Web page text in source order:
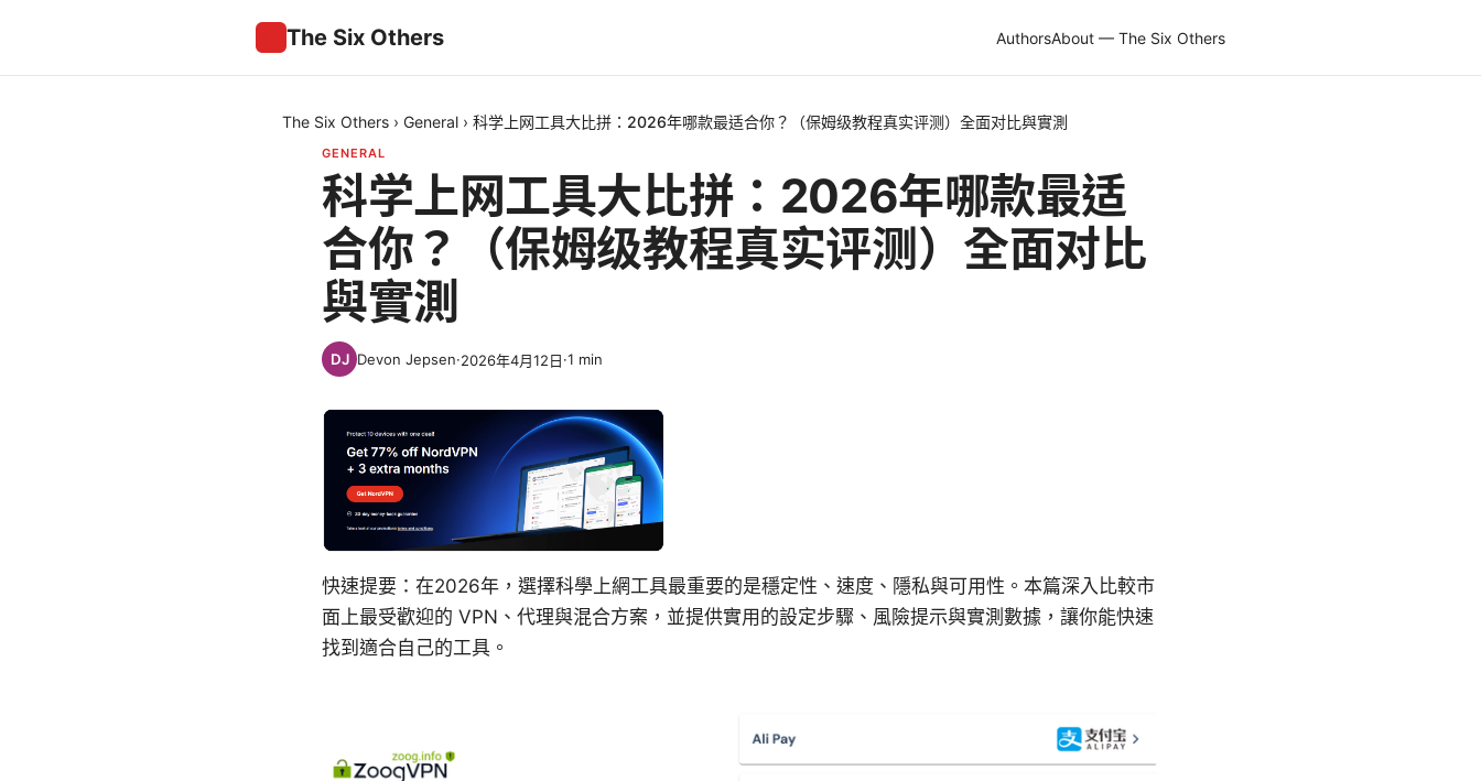
The Six Others AuthorsAbout — The Six Others
The Six Others › General › 科学上网工具大比拼：2026年哪款最适合你？（保姆级教程真实评测）全面对比與實測
GENERAL
科学上网工具大比拼：2026年哪款最适
合你？（保姆级教程真实评测）全面对比
與實測
Devon Jepsen·2026年4月12日·1 min
快速提要：在2026年，選擇科學上網工具最重要的是穩定性、速度、隱私與可用性。本篇深入比較市
面上最受歡迎的 VPN、代理與混合方案，並提供實用的設定步驟、風險提示與實測數據，讓你能快速
找到適合自己的工具。